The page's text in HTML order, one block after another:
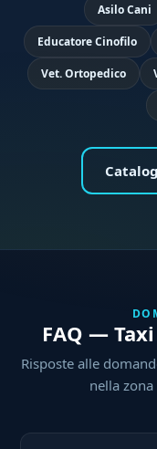
Asilo Cani
Educatore Cinofilo
Vet. Ortopedico
FAQ —
Risposte alle
nella